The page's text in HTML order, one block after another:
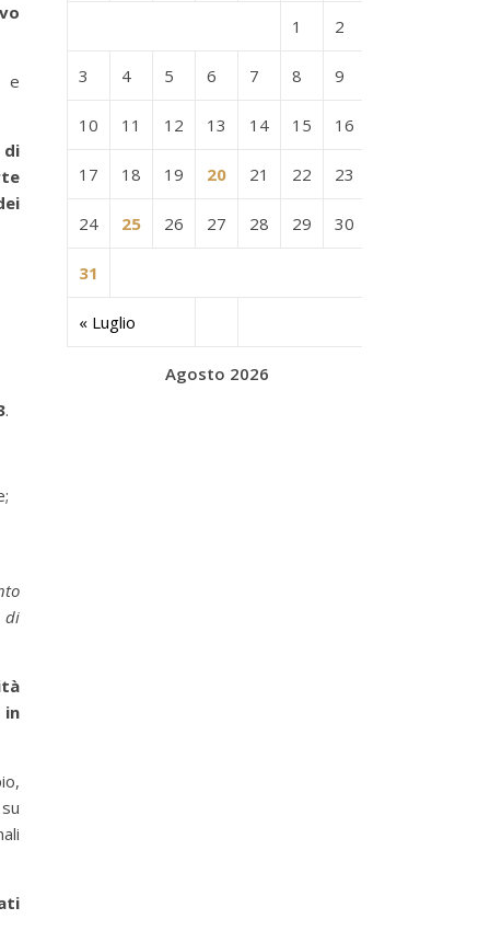
e
di
.
di
in
Agosto 2026
« Luglio
1 2
3 4 5 6 7 8 9
10 11 12 13 14 15 16
17 18 19 20 21 22 23
24 25 26 27 28 29 30
31